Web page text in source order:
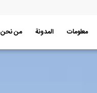
معلومات المدونة من نحن